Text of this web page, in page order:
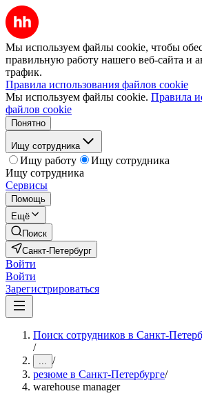
Мы используем файлы cookie, чтобы
правильную работу нашего веб-сайта и
трафик.
Правила использования файлов cookie
Мы используем файлы cookie. Правила
файлов cookie
Понятно
Ищу сотрудника
Ищу работу
Ищу сотрудника
Ищу сотрудника
Сервисы
Помощь
Ещё
Поиск
Санкт-Петербург
Войти
Войти
Зарегистрироваться
Поиск сотрудников в Санкт-
/
... /
резюме в Санкт-Петербурге/
warehouse manager